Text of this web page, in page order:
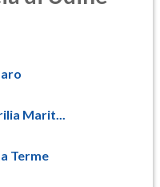
Marit...
Terme